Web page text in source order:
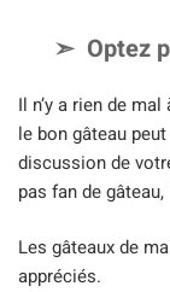
Optez
Il n’y a rien de
le bon gâteau
discussion de
pas fan de
Les gâteaux de
appréciés.